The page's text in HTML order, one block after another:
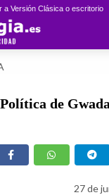
a Versión Clásica o escritorio
de
27 de